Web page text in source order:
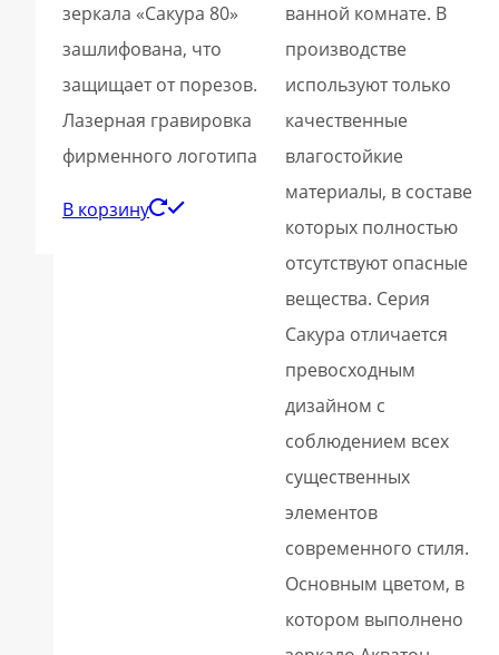
зеркала «Сакура 80»
зашлифована, что
защищает от порезов.
Лазерная гравировка
фирменного логотипа
В корзину
ванной комнате. В
производстве
используют только
качественные
влагостойкие
материалы, в составе
которых полностью
отсутствуют опасные
вещества. Серия
Сакура отличается
превосходным
дизайном с
соблюдением всех
существенных
элементов
современного стиля.
Основным цветом, в
котором выполнено